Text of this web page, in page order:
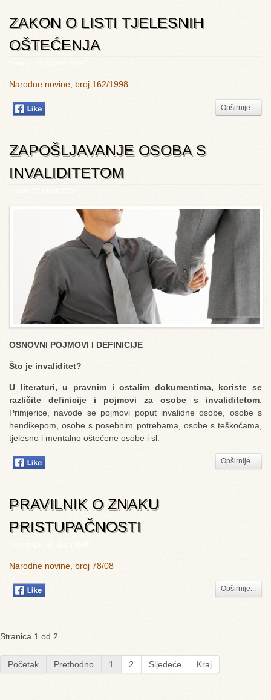
ZAKON O LISTI TJELESNIH
OŠTEĆENJA
Narodne novine, broj 162/1998
Opširnije...
ZAPOŠLJAVANJE OSOBA S
INVALIDITETOM
OSNOVNI POJMOVI I DEFINICIJE
Što je invaliditet?
U literaturi, u pravnim i ostalim dokumentima, koriste se
različite definicije i pojmovi za osobe s invaliditetom
Primjerice, navode se pojmovi poput invalidne osobe, osobe s
hendikepom, osobe s posebnim potrebama, osobe s teškoćama,
tjelesno i mentalno oštećene osobe i sl.
Opširnije...
PRAVILNIK O ZNAKU
PRISTUPAČNOSTI
Narodne novine, broj 78/08
Opširnije...
Stranica 1 od 2
Početak Prethodno 1 2 Sljedeće Kraj